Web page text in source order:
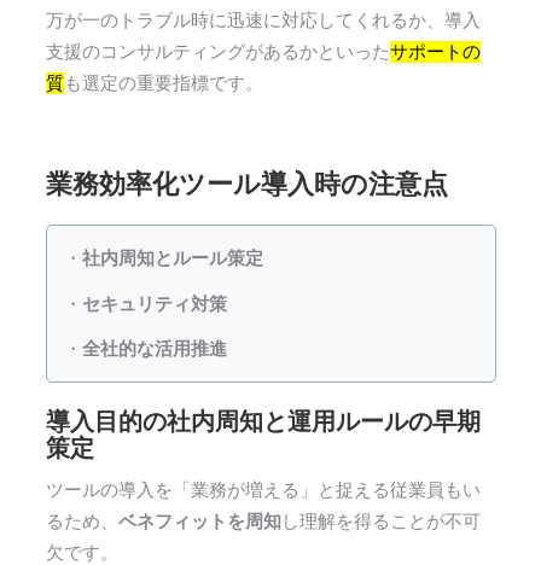
万が一のトラブル時に迅速に対応してくれるか、導入
支援のコンサルティングがあるかといったサポートの
質も選定の重要指標です。
業務効率化ツール導入時の注意点
・ 社内周知とルール策定
・ セキュリティ対策
・ 全社的な活用推進
導入目的の社内周知と運用ルールの早期
策定
ツールの導入を「業務が増える」と捉える従業員もい
るため、 ベネフィットを周知し理解を得ることが不可
欠です。